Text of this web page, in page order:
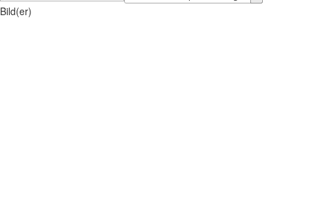
Bild(er)